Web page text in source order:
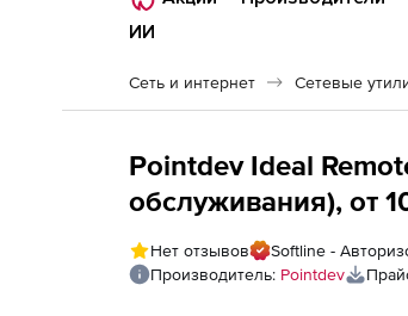
ИИ
Сеть и интернет Сетевые
Pointdev Ideal
обслуживания), от
Нет отзывов
Softline -
Производитель: Pointdev